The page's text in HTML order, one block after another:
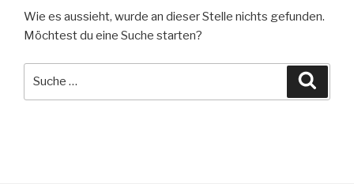
Wie es aussieht, wurde an dieser Stelle nichts gefunden.
Möchtest du eine Suche starten?